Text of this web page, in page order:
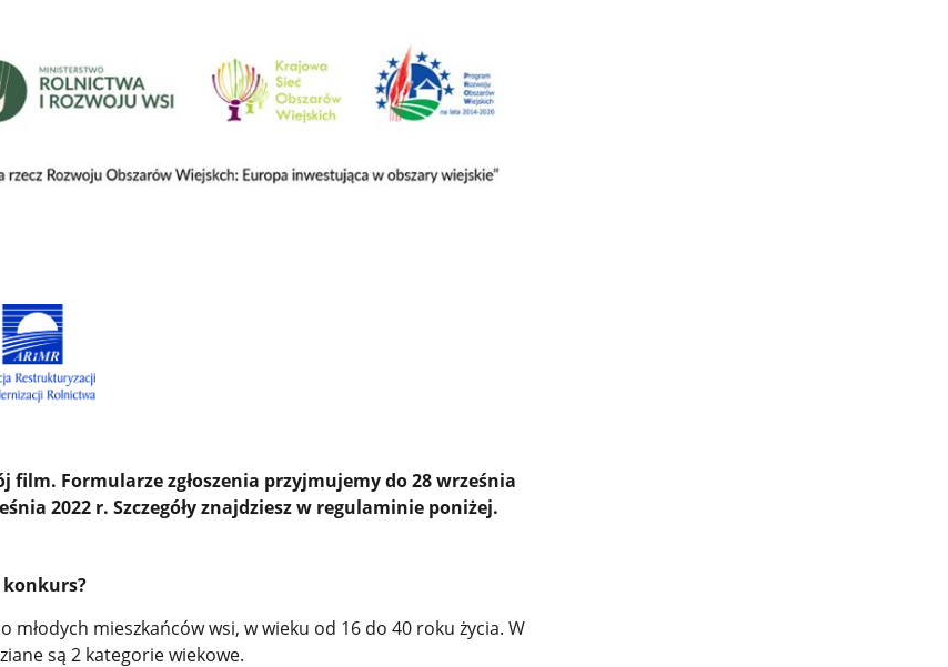
film. Formularze zgłoszenia przyjmujemy do 28 września
2022 r. Szczegóły znajdziesz w regulaminie poniżej.
młodych mieszkańców wsi, w wieku od 16 do 40 roku życia. W
są 2 kategorie wiekowe.